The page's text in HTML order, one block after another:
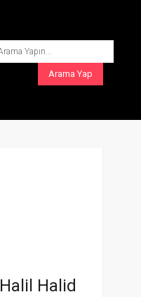
Halil Halid